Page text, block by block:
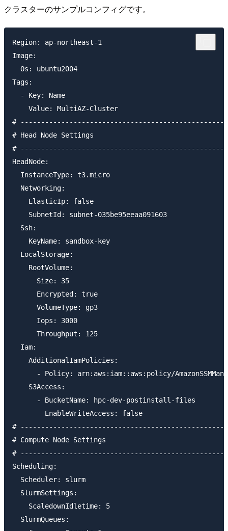
クラスターのサンプルコンフィグです。
Region: ap-northeast-1
Image:
  Os: ubuntu2004
Tags:
  - Key: Name
    Value: MultiAZ-Cluster
#
# Head Node Settings
#
HeadNode:
  InstanceType: t3.micro
  Networking:
    ElasticIp: false
    SubnetId: subnet-035be95eeaa091603
  Ssh:
    KeyName: sandbox-key
  LocalStorage:
    RootVolume:
      Size: 35
      Encrypted: true
      VolumeType: gp3
      Iops: 3000
      Throughput: 125
  Iam:
    AdditionalIamPolicies:
- Policy: arn:aws:iam::aws:policy/
    S3Access:
      - BucketName: hpc-dev-postinstall-files
        EnableWriteAccess: false
#
# Compute Node Settings
#
Scheduling:
  Scheduler: slurm
  SlurmSettings:
    ScaledownIdletime: 5
  SlurmQueues: